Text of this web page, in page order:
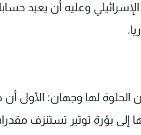
وعليه أن يعيد
الحلوة لها وجهان: الأول
إلى بؤرة توتير تستنزف